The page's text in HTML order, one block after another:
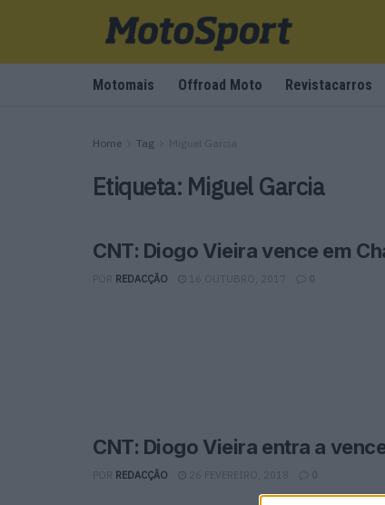
Motomais Offroad Moto Revistacarros
Home Tag Miguel Garcia
Etiqueta: Miguel Garcia
CNT: Diogo Vieira vence em
REDACÇÃO 16 OUTUBRO, 2017 0
CNT: Diogo Vieira entra a
REDACÇÃO 26 FEVEREIRO, 2018 0